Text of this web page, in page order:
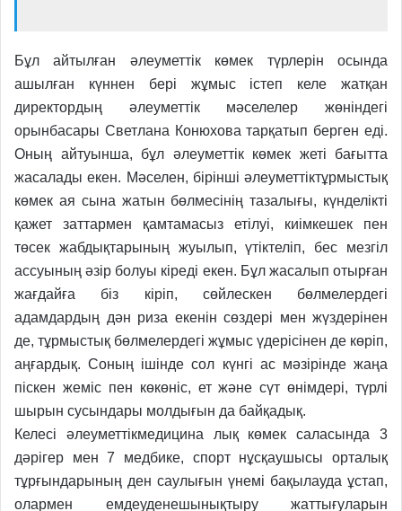
Бұл айтылған әлеуметтік көмек түрлерін осында
ашылған күннен бері жұмыс істеп келе жатқан
директордың әлеуметтік мәселелер жөніндегі
орынбасары Светлана Конюхова тарқатып берген еді.
Оның айтуынша, бұл әлеуметтік көмек жеті бағытта
жасалады екен. Мәселен, бірінші әлеуметтіктұрмыстық
көмек ая сына жатын бөлмесінің тазалығы, күнделікті
қажет заттармен қамтамасыз етілуі, киімкешек пен
төсек жабдықтарының жуылып, үтіктеліп, бес мезгіл
ассуының әзір болуы кіреді екен. Бұл жасалып отырған
жағдайға біз кіріп, сөйлескен бөлмелердегі
адамдардың дән риза екенін сөздері мен жүздерінен
де, тұрмыстық бөлмелердегі жұмыс үдерісінен де көріп,
аңғардық. Соның ішінде сол күнгі ас мәзірінде жаңа
піскен жеміс пен көкөніс, ет және сүт өнімдері, түрлі
шырын сусындары молдығын да байқадық.
Келесі әлеуметтікмедицина лық көмек саласында 3
дәрігер мен 7 медбике, спорт нұсқаушысы орталық
тұрғындарының ден саулығын үнемі бақылауда ұстап,
олармен емдеуденешынықтыру жаттығуларын